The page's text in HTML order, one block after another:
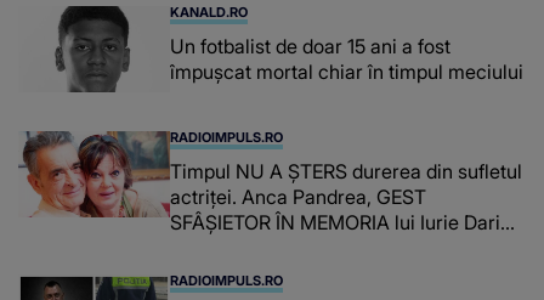
KANALD.RO
Un fotbalist de doar 15 ani a fost
împușcat mortal chiar în timpul meciului
RADIOIMPULS.RO
Timpul NU A ȘTERS durerea din sufletul
actriței. Anca Pandrea, GEST
SFÂȘIETOR ÎN MEMORIA lui Iurie Darie:
timpul parcă..."
RADIOIMPULS.RO